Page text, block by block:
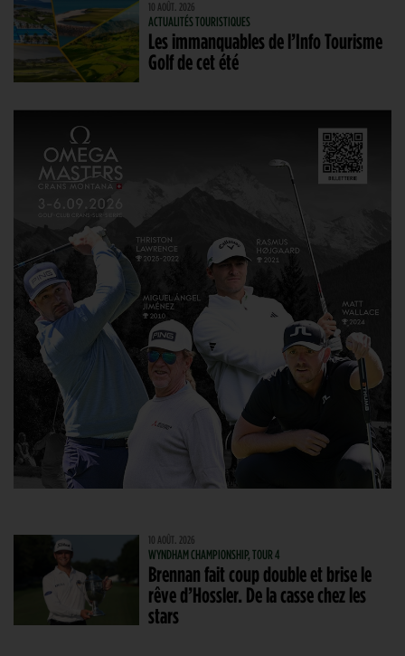
10 AOÛT. 2026
ACTUALITÉS TOURISTIQUES
Les immanquables de l’Info Tourisme
Golf de cet été
10 AOÛT. 2026
WYNDHAM CHAMPIONSHIP, TOUR 4
Brennan fait coup double et brise le
rêve d’Hossler. De la casse chez les
stars